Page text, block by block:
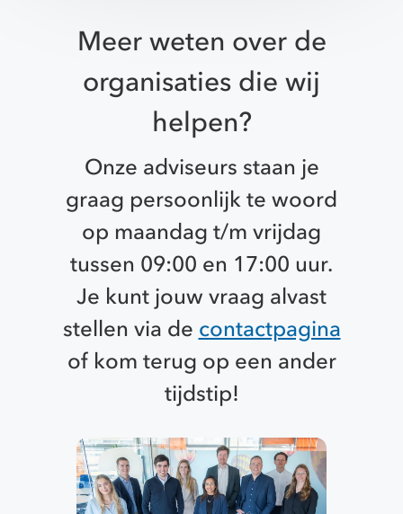
Meer weten over de
organisaties die wij
helpen?
Onze adviseurs staan je
graag persoonlijk te woord
op maandag t/m vrijdag
tussen 09:00 en 17:00 uur.
Je kunt jouw vraag alvast
stellen via de contactpagina
of kom terug op een ander
tijdstip!